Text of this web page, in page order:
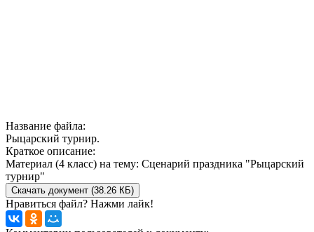
Название файла:
Рыцарский турнир.
Краткое описание:
Материал (4 класс) на тему: Сценарий праздника "Рыцарский
турнир"
Скачать документ (38.26 КБ)
Нравиться файл? Нажми лайк!